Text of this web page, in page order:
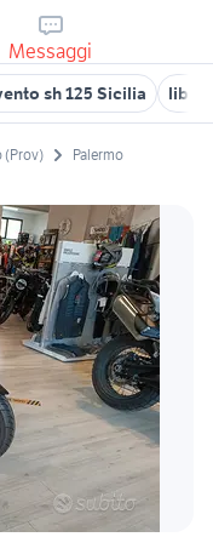
Messaggi
sh 125 Sicilia
(Prov) Palermo